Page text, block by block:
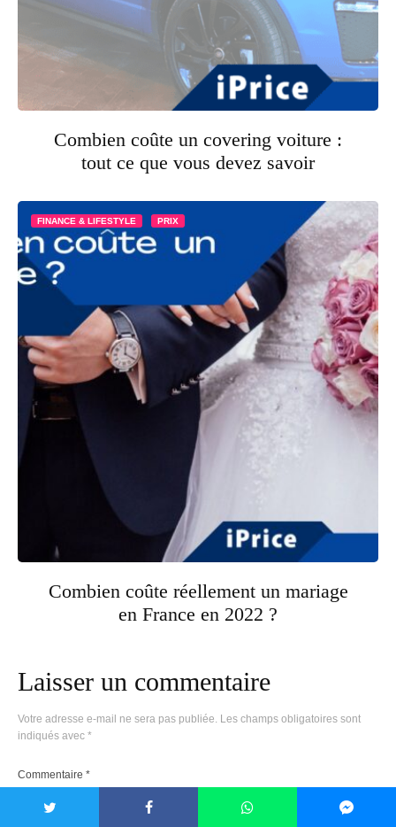
Combien coûte un covering voiture :
tout ce que vous devez savoir
FINANCE & LIFESTYLE PRIX
Combien coûte réellement un mariage
en France en 2022 ?
Laisser un commentaire
Votre adresse e-mail ne sera pas publiée. Les champs obligatoires sont
indiqués avec *
Commentaire *